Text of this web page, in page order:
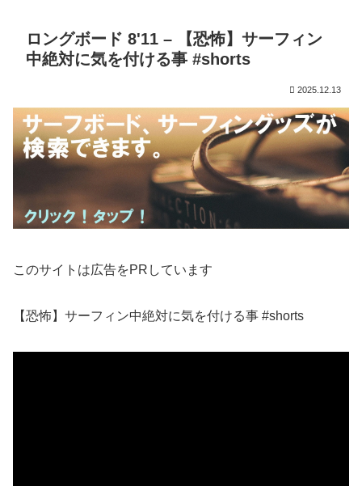
ロングボード 8'11 – 【恐怖】サーフィン
中絶対に気を付ける事 #shorts
2025.12.13
このサイトは広告をPRしています
【恐怖】サーフィン中絶対に気を付ける事 #shorts